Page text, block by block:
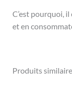
C’est pourquoi,
et en
Produits